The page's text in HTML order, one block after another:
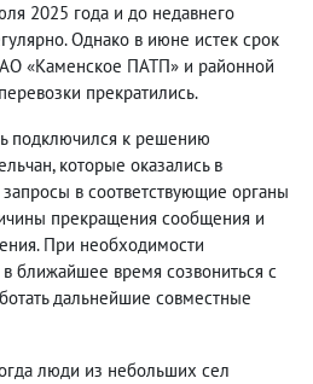
2025 года и до недавнего
Однако в июне истек срок
«Каменское ПАТП» и районной
прекратились.
подключился к решению
которые оказались в
запросы в соответствующие органы
прекращения сообщения и
При необходимости
ближайшее время созвониться с
дальнейшие совместные
люди из небольших сел